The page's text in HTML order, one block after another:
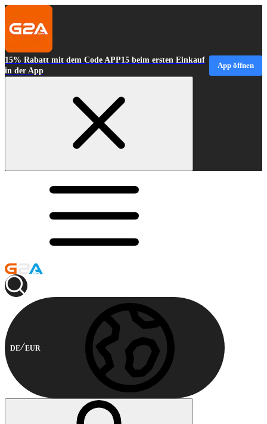
15% Rabatt mit dem Code APP15 beim ersten Einkauf
in der App
App öffnen
DE EUR